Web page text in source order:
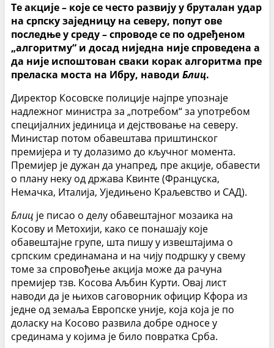
Те акције – које се често развију у бруталан удар
на српску заједницу на северу, попут ове
последње у среду – спроводе се по одређеном
„алгоритму“ и досад ниједна није спроведена а
да није испоштован сваки корак алгоритма пре
преласка моста на Ибру, наводи Блиц.
Директор Косовске полиције најпре упознаје
надлежног министра за „потребом“ за употребом
специјалних јединица и дејствовање на северу.
Министар потом обавештава приштинског
премијера и ту долазимо до кључног момента.
Премијер је дужан да унапред, пре акције, обавести
о плану неку од држава Квинте (Француска,
Немачка, Италија, Уједињено Краљевство и САД).
Блиц је писао о делу обавештајног мозаика на
Косову и Метохији, како се понашају које
обавештајне групе, шта пишу у извештајима о
српским срединамана и на чију подршку у свему
томе за спровођење акција може да рачуна
премијер тзв. Косова Аљбин Курти. Овај лист
наводи да је њихов саговорник официр Кфора из
једне од земаља Европске уније, која која је по
доласку на Косово развила добре односе у
срединама у којима је било повратка Срба.